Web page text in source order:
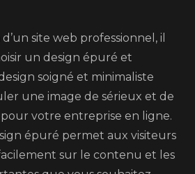
site web professionnel, il
un design épuré et
soigné et minimaliste
une image de sérieux et de
votre entreprise en ligne.
épuré permet aux visiteurs
sur le contenu et les